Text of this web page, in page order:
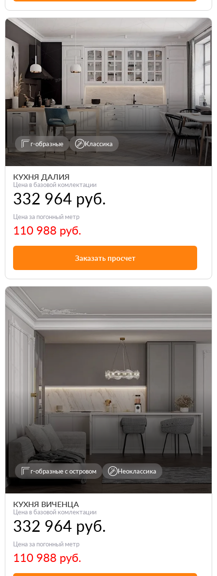
г-образные Классика
КУХНЯ ДАЛИЯ
Цена в базовой комлектации
332 964 руб.
Цена за погонный метр
110 988 руб.
Заказать просчет
г-образные с островом Неоклассика
КУХНЯ ВИЧЕНЦА
Цена в базовой комлектации
332 964 руб.
Цена за погонный метр
110 988 руб.